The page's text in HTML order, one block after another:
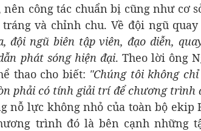
nên công tác chuẩn bị cũng như cơ
và chỉnh chu. Về đội ngũ
đội ngũ biên tập viên, đạo diễn,
phát sóng hiện đại. Theo lời ông
thao cho biết: "Chúng tôi không
phải có tính giải trí để chương trình
nỗ lực không nhỏ của toàn bộ ekip
trình đó là bên cạnh những